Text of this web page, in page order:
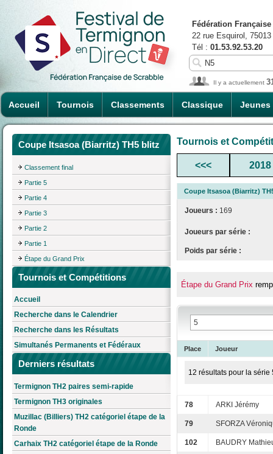
Accueil Tournois Classements Classique Jeunes
Fédération
22 rue Esquirol,
Tél : 01.53.92.53.20
Il y a actuellement
Coupe Itsasoa (Biarritz) TH5 blitz
Classement final
Partie 5
Partie 4
Partie 3
Partie 2
Partie 1
Étape du Grand Prix
Tournois et Compétitions
Accueil
Recherche dans le Calendrier
Recherche dans les Résultats
Simultanés Permanents et Fédéraux
Derniers résultats
Termignon TH2 paires semi-rapide
Termignon TH3 originales
Muzillac (Billiers) TH2 catégoriel étape de la
Ronde
Carhaix TH2 catégoriel étape de la Ronde
Tournois et
<<< 2018
Coupe Itsasoa (Biarritz)
Joueurs : 169
Joueurs par série :
Poids par série :
Étape du Grand Prix
Place Joueur
12 résultats pour la série
78 ARKI Jérémy
79 SFORZA
102 BAUDRY